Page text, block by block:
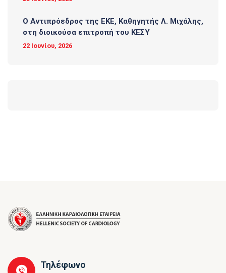
O Αντιπρόεδρος της ΕΚΕ, Καθηγητής Λ. Μιχάλης,
στη διοικούσα επιτροπή του ΚΕΣΥ
22 Ιουνίου, 2026
Τηλέφωνο